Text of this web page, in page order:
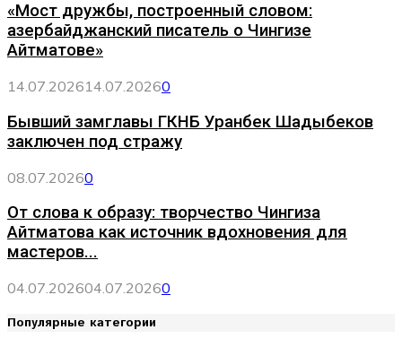
«Мост дружбы, построенный словом:
азербайджанский писатель о Чингизе
Айтматове»
14.07.202614.07.20260
Бывший замглавы ГКНБ Уранбек Шадыбеков
заключен под стражу
08.07.20260
От слова к образу: творчество Чингиза
Айтматова как источник вдохновения для
мастеров...
04.07.202604.07.20260
Популярные категории